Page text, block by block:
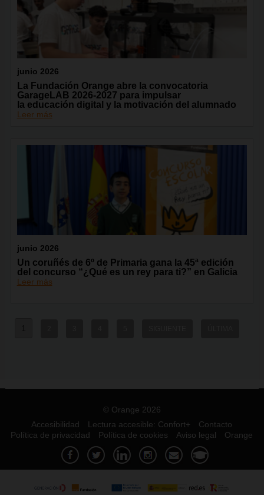
junio 2026
La Fundación Orange abre la convocatoria
GarageLAB 2026-2027 para impulsar
la educación digital y la motivación del alumnado
Leer más
junio 2026
Un coruñés de 6º de Primaria gana la 45ª edición
del concurso “¿Qué es un rey para ti?” en Galicia
Leer más
© Orange 2026
Accesibilidad
Lectura accesible: Confort+
Contacto
Política de privacidad
Política de cookies Aviso legal Orange